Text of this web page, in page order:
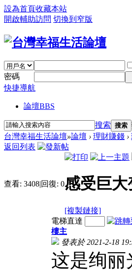
設為首頁收藏本站
開啟輔助訪問 切換到窄版
密碼
快捷導航
論壇BBS
搜索 搜索
台灣幸福生活論壇»論壇 › 理財賺錢 ›
返回列表
查看: 3408|回復: 0感受巨
[複製鏈接]
電梯直達
樓主
發表於 2021-2-18
这是绚